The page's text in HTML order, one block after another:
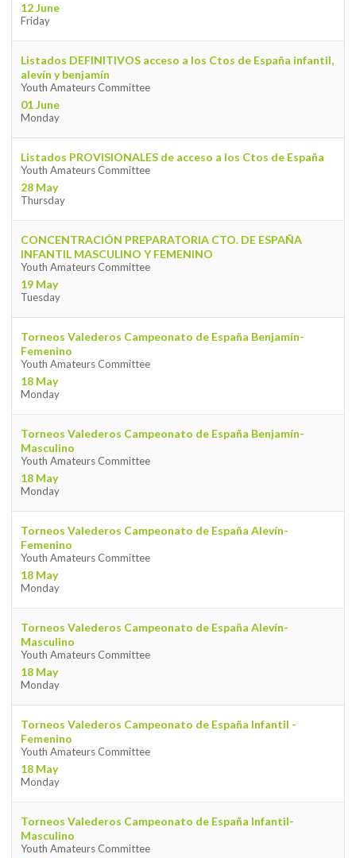
12 June
Friday
Listados DEFINITIVOS acceso a los Ctos de España infantil,
alevín y benjamín
Youth Amateurs Committee
01 June
Monday
Listados PROVISIONALES de acceso a los Ctos de España
Youth Amateurs Committee
28 May
Thursday
CONCENTRACIÓN PREPARATORIA CTO. DE ESPAÑA
INFANTIL MASCULINO Y FEMENINO
Youth Amateurs Committee
19 May
Tuesday
Torneos Valederos Campeonato de España Benjamín-
Femenino
Youth Amateurs Committee
18 May
Monday
Torneos Valederos Campeonato de España Benjamín-
Masculino
Youth Amateurs Committee
18 May
Monday
Torneos Valederos Campeonato de España Alevín-
Femenino
Youth Amateurs Committee
18 May
Monday
Torneos Valederos Campeonato de España Alevín-
Masculino
Youth Amateurs Committee
18 May
Monday
Torneos Valederos Campeonato de España Infantil -
Femenino
Youth Amateurs Committee
18 May
Monday
Torneos Valederos Campeonato de España Infantil-
Masculino
Youth Amateurs Committee